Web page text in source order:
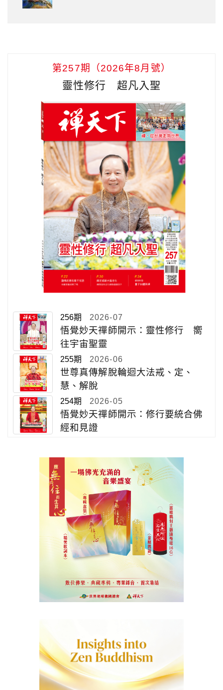
第257期（2026年8月號）
靈性修行 超凡入聖
256期 2026-07
悟覺妙天禪師開示：靈性修行 嚮
往宇宙聖靈
255期 2026-06
世尊真傳解脫輪迴大法戒、定、
慧、解脫
254期 2026-05
悟覺妙天禪師開示：修行要統合佛
經和見證